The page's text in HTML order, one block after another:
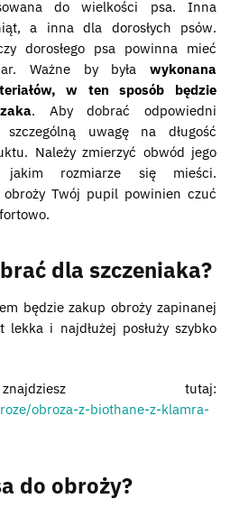
do wielkości psa. Inna
a inna dla dorosłych psów.
dorosłego psa powinna mieć
Ważne by była wykonana
w ten sposób będzie
. Aby dobrać odpowiedni
uwagę na długość
Należy zmierzyć obwód jego
rozmiarze się mieści.
Twój pupil powinien czuć
dla szczeniaka?
będzie zakup obroży zapinanej
i najdłużej posłuży szybko
tutaj:
obroza-z-biothane-z-klamra-
do obroży?